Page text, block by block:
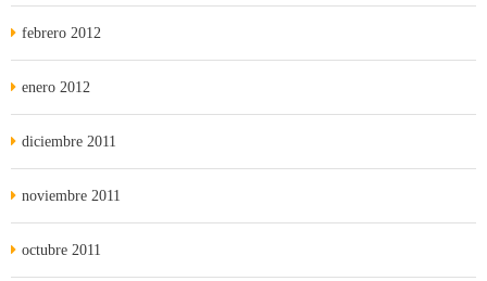
febrero 2012
enero 2012
diciembre 2011
noviembre 2011
octubre 2011